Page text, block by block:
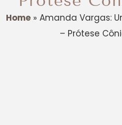
Home» Amanda Vargas:
– Prótese